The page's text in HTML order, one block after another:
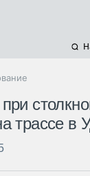
трассе в